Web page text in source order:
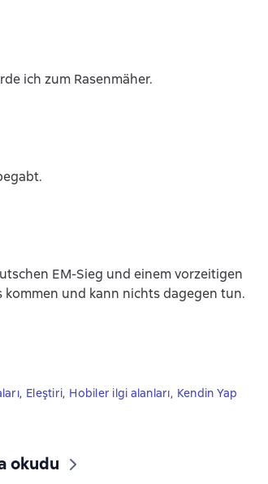
ich zum Rasenmäher.
EM-Sieg und einem vorzeitigen
kommen und kann nichts dagegen tun.
, Eleştiri, Hobiler ilgi alanları, Kendin Yap
okudu